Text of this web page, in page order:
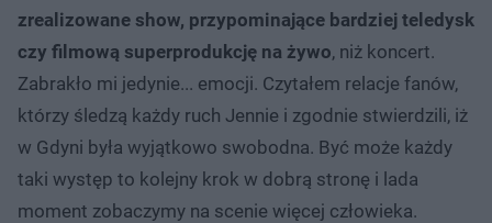
zrealizowane show, przypominające bardziej teledysk
czy filmową superprodukcję na żywo, niż koncert.
Zabrakło mi jedynie... emocji. Czytałem relacje fanów,
którzy śledzą każdy ruch Jennie i zgodnie stwierdzili, iż
w Gdyni była wyjątkowo swobodna. Być może każdy
taki występ to kolejny krok w dobrą stronę i lada
moment zobaczymy na scenie więcej człowieka.